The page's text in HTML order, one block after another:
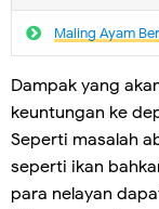
Maling Ayam
Dampak yang
keuntungan ke
Seperti masalah
seperti ikan
para nelayan